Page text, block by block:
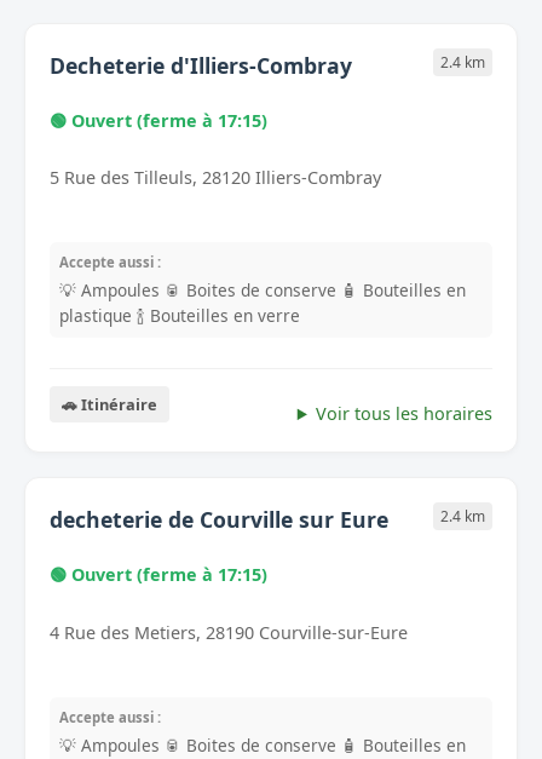
Decheterie d'Illiers-Combray 2.4 km
🟢 Ouvert (ferme à 17:15)
5 Rue des Tilleuls, 28120 Illiers-Combray
Accepte aussi :
💡 Ampoules 🥫 Boites de conserve 🧴 Bouteilles en
plastique 🍾 Bouteilles en verre
🚗 Itinéraire Voir tous les horaires
decheterie de Courville sur Eure 2.4 km
🟢 Ouvert (ferme à 17:15)
4 Rue des Metiers, 28190 Courville-sur-Eure
Accepte aussi :
💡 Ampoules 🥫 Boites de conserve 🧴 Bouteilles en